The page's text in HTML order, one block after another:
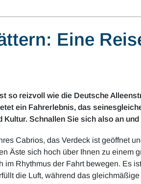
Eine
so reizvoll wie die Deutsche
ein Fahrerlebnis, das
Schnallen Sie sich also an
Cabrios, das Verdeck ist geöffnet
Äste sich hoch über Ihnen zu einem
im Rhythmus der Fahrt bewegen. Es
die Luft, während das